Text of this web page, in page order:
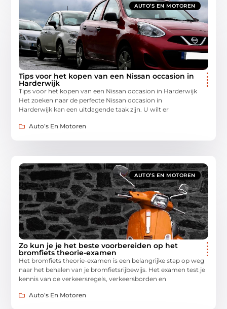
AUTO’S EN MOTOREN
Tips voor het kopen van een Nissan occasion in
Harderwijk
Tips voor het kopen van een Nissan occasion in Harderwijk
Het zoeken naar de perfecte Nissan occasion in
Harderwijk kan een uitdagende taak zijn. U wilt er
Auto’s En Motoren
AUTO’S EN MOTOREN
Zo kun je je het beste voorbereiden op het
bromfiets theorie-examen
Het bromfiets theorie-examen is een belangrijke stap op weg
naar het behalen van je bromfietsrijbewijs. Het examen test je
kennis van de verkeersregels, verkeersborden en
Auto’s En Motoren